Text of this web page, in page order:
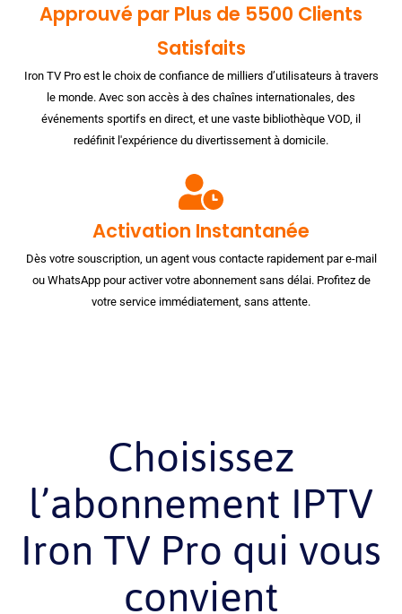
Approuvé par Plus de 5500 Clients
Satisfaits
Iron TV Pro est le choix de confiance de milliers d’utilisateurs à travers
le monde. Avec son accès à des chaînes internationales, des
événements sportifs en direct, et une vaste bibliothèque VOD, il
redéfinit l'expérience du divertissement à domicile.
Activation Instantanée
Dès votre souscription, un agent vous contacte rapidement par e-mail
ou WhatsApp pour activer votre abonnement sans délai. Profitez de
votre service immédiatement, sans attente.
Choisissez
l’abonnement IPTV
Iron TV Pro qui vous
convient